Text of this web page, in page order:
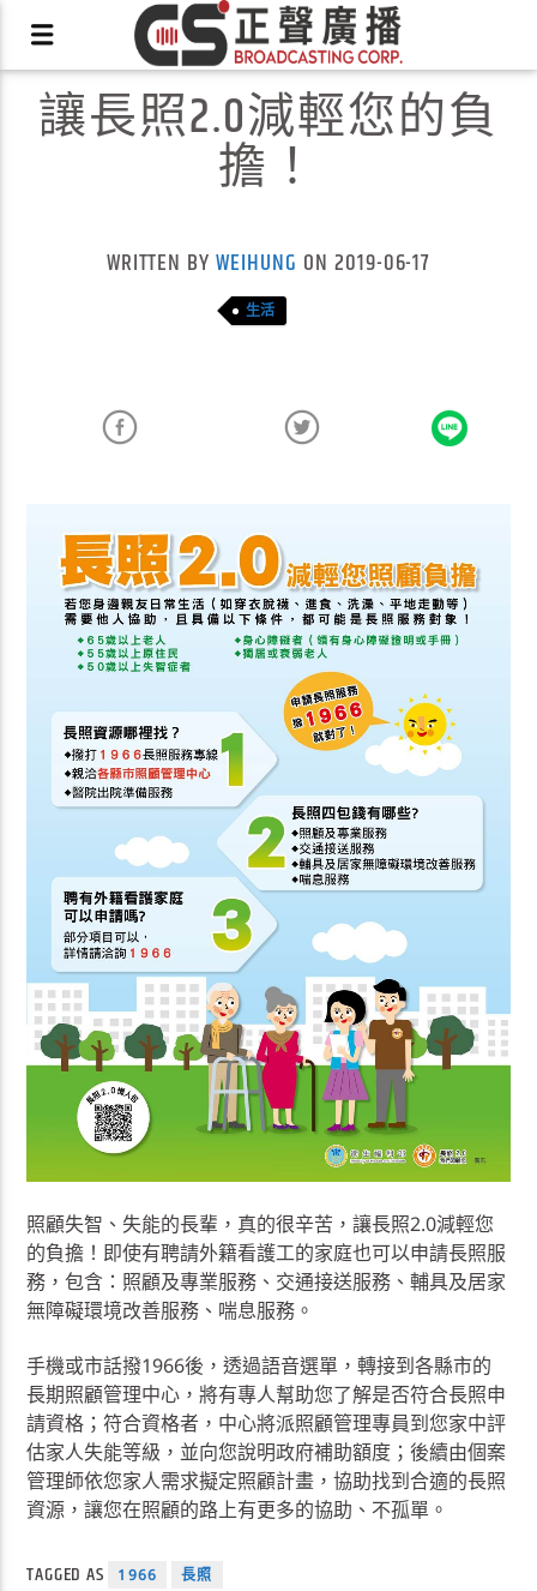
X
讓長照2.0減輕您的負
擔！
WRITTEN BYWEIHUNG ON 2019-06-17
生活
照顧失智、失能的長輩，真的很辛苦，讓長照2.0減輕您
的負擔！即使有聘請外籍看護工的家庭也可以申請長照服
務，包含：照顧及專業服務、交通接送服務、輔具及居家
無障礙環境改善服務、喘息服務。
手機或市話撥1966後，透過語音選單，轉接到各縣市的
長期照顧管理中心，將有專人幫助您了解是否符合長照申
請資格；符合資格者，中心將派照顧管理專員到您家中評
估家人失能等級，並向您說明政府補助額度；後續由個案
管理師依您家人需求擬定照顧計畫，協助找到合適的長照
資源，讓您在照顧的路上有更多的協助、不孤單。
TAGGED AS 1966 長照